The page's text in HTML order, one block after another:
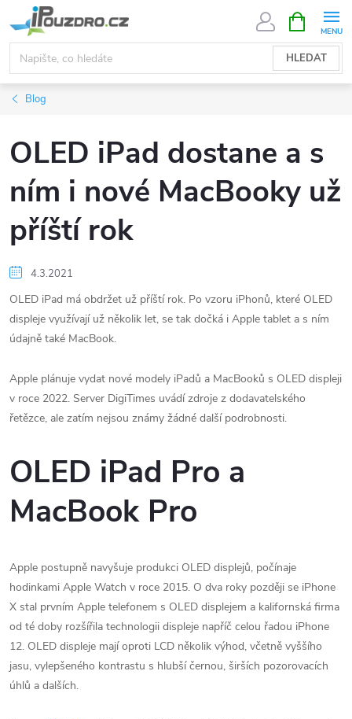
na
obsah
HLEDAT
NÁKUPNÍ
KOŠÍK
Blog
OLED iPad dostane a s
ním i nové MacBooky už
příští rok
4.3.2021
OLED iPad má obdržet už příští rok. Po vzoru iPhonů, které OLED
displeje využívají už několik let, se tak dočká i Apple tablet a s ním
údajně také MacBook.
Apple plánuje vydat nové modely iPadů a MacBooků s OLED displeji
v roce 2022. Server DigiTimes uvádí zdroje z dodavatelského
řetězce, ale zatím nejsou známy žádné další podrobnosti.
OLED iPad Pro a
MacBook Pro
Apple postupně navyšuje produkci OLED displejů, počínaje
hodinkami Apple Watch v roce 2015. O dva roky později se iPhone
X stal prvním Apple telefonem s OLED displejem a kalifornská firma
od té doby rozšířila technologii displeje napříč celou řadou iPhone
12. OLED displeje mají oproti LCD několik výhod, včetně vyššího
jasu, vylepšeného kontrastu s hlubší černou, širších pozorovacích
úhlů a dalších.